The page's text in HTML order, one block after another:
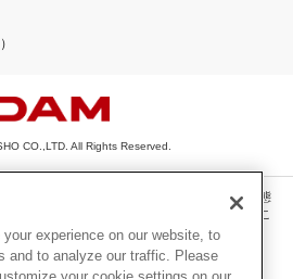
CO.,LTD. All Rights Reserved.
文章・画像・写真・動画・音声等を、手段や形態
超えて無断で複製、転載、ファイル化などするこ
ご利用いただけない場合があります。
experience on our website, to
and to analyze our traffic. Please